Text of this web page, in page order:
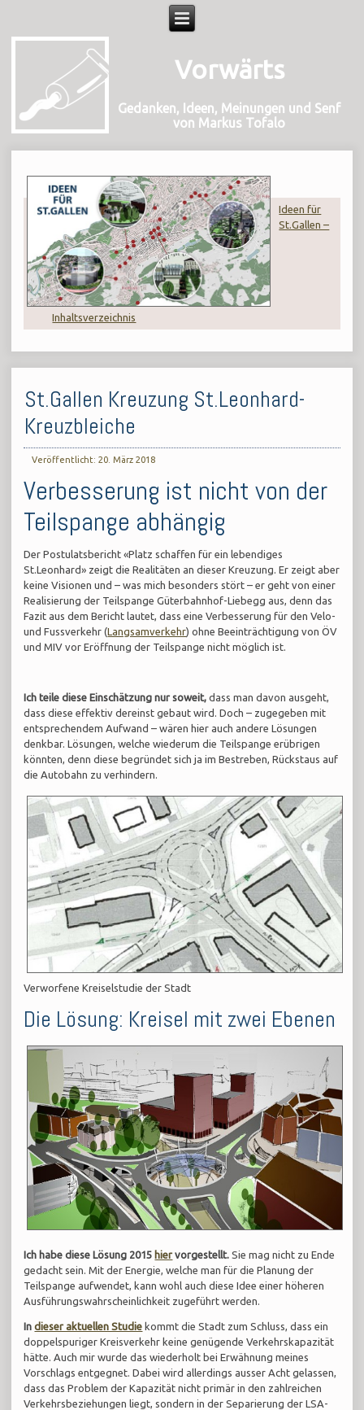
Vorwärts
Gedanken, Ideen, Meinungen und Senf
von Markus Tofalo
Ideen für
St.Gallen –
Inhaltsverzeichnis
St.Gallen Kreuzung St.Leonhard-
Kreuzbleiche
Veröffentlicht: 20. März 2018
Verbesserung ist nicht von der
Teilspange abhängig
Der Postulatsbericht «Platz schaffen für ein lebendiges
St.Leonhard» zeigt die Realitäten an dieser Kreuzung. Er zeigt aber
keine Visionen und – was mich besonders stört – er geht von einer
Realisierung der Teilspange Güterbahnhof-Liebegg aus, denn das
Fazit aus dem Bericht lautet, dass eine Verbesserung für den Velo-
und Fussverkehr (Langsamverkehr) ohne Beeinträchtigung von ÖV
und MIV vor Eröffnung der Teilspange nicht möglich ist.
Ich teile diese Einschätzung nur soweit, dass man davon ausgeht,
dass diese effektiv dereinst gebaut wird. Doch – zugegeben mit
entsprechendem Aufwand – wären hier auch andere Lösungen
denkbar. Lösungen, welche wiederum die Teilspange erübrigen
könnten, denn diese begründet sich ja im Bestreben, Rückstaus auf
die Autobahn zu verhindern.
Verworfene Kreiselstudie der Stadt
Die Lösung: Kreisel mit zwei Ebenen
Ich habe diese Lösung 2015 hiervorgestellt. Sie mag nicht zu Ende
gedacht sein. Mit der Energie, welche man für die Planung der
Teilspange aufwendet, kann wohl auch diese Idee einer höheren
Ausführungswahrscheinlichkeit zugeführt werden.
Indieser aktuellen Studie kommt die Stadt zum Schluss, dass ein
doppelspuriger Kreisverkehr keine genügende Verkehrskapazität
hätte. Auch mir wurde das wiederholt bei Erwähnung meines
Vorschlags entgegnet. Dabei wird allerdings ausser Acht gelassen,
dass das Problem der Kapazität nicht primär in den zahlreichen
Verkehrsbeziehungen liegt, sondern in der Separierung der LSA-